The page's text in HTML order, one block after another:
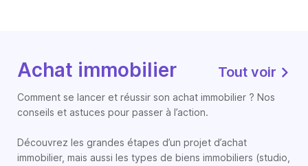
Achat immobilier Tout voir
Comment se lancer et réussir son achat immobilier ? Nos
conseils et astuces pour passer à l’action.
Découvrez les grandes étapes d’un projet d’achat
immobilier, mais aussi les types de biens immobiliers (studio,